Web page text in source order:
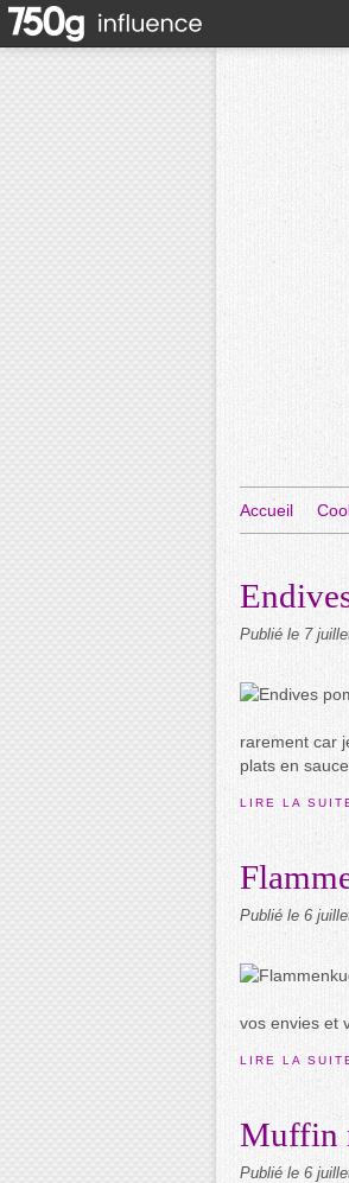
Accueil
Publié le 7
rarement car
plats en
LIRE LA
Publié le 6
vos envies et
LIRE LA
Muffin
Publié le 6